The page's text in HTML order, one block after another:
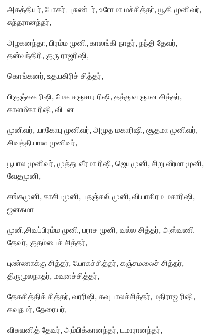
அகத்தியர், போகர், புசுண்டர், உரோமா மச்சித்தர், யூகி முனிவர்,
சுந்தரானந்தர்,
அழகனந்தா, பிரம்ம முனி, காலங்கி நாதர், நந்தி தேவர்,
தன்வந்திரி, குரு ராஜரிஷி,
கொங்கனர், உதயகிரிச் சித்தர்,
பிகுஞ்சக ரிஷி, மேக சஞசார ரிஷி, தத்துவ ஞான சித்தர்,
காளமீகா ரிஷி, விடன
முனிவர், யாகோபு முனிவர், அமுத மகாரிஷி, சூதமா முனிவர்,
சிவத்தியான முனிவர்,
பூபால முனிவர், முத்து வீரமா ரிஷி, ஜெயமுனி, சிறு வீரமா முனி,
வேதமுனி,
சங்கமுனி, காசிபமுனி, பதஞ்சலி முனி, வியாகிரம மகாரிஷி,
ஜனகமா
முனி,சிவப்பிரம்ம முனி, பராச முனி, வல்ல சித்தர், அஸ்வணி
தேவர், குதம்பைச் சித்தர்,
புண்ணாக்கு சித்தர், யோகச்சித்தர், கஞ்சமலைச் சித்தர்,
திருமூலநாதர், மவுனச்சித்தர்,
தேகசித்திக் சித்தர், வரரிஷி, கவு பாலச்சித்தர், மதிராஜ ரிஷி,
கவுதமர், தேரையர்,
விசுவனித் தேவர், அம்பிக்கானந்தர், டமாரானந்தர்,